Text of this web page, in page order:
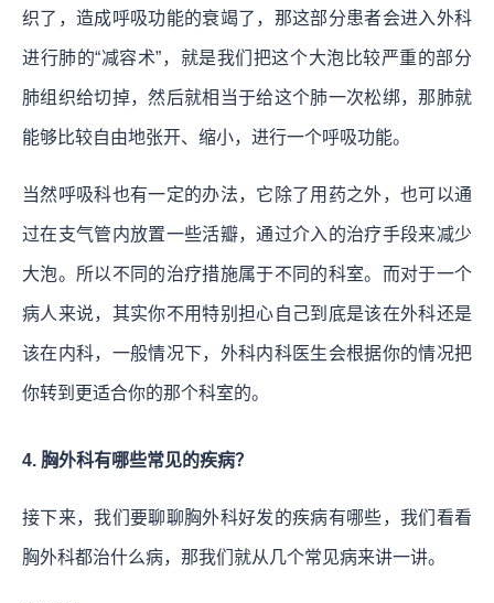
织了，造成呼吸功能的衰竭了，那这部分患者会进入外科
进行肺的“减容术”，就是我们把这个大泡比较严重的部分
肺组织给切掉，然后就相当于给这个肺一次松绑，那肺就
能够比较自由地张开、缩小，进行一个呼吸功能。
当然呼吸科也有一定的办法，它除了用药之外，也可以通
过在支气管内放置一些活瓣，通过介入的治疗手段来减少
大泡。所以不同的治疗措施属于不同的科室。而对于一个
病人来说，其实你不用特别担心自己到底是该在外科还是
该在内科，一般情况下，外科内科医生会根据你的情况把
你转到更适合你的那个科室的。
4. 胸外科有哪些常见的疾病？
接下来，我们要聊聊胸外科好发的疾病有哪些，我们看看
胸外科都治什么病，那我们就从几个常见病来讲一讲。